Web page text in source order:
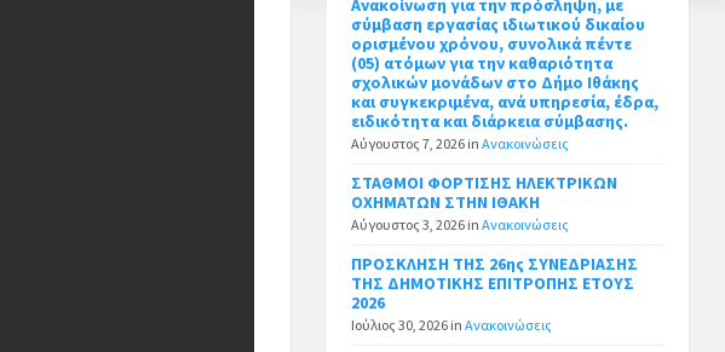
Ανακοίνωση για την πρόσληψη, με
σύμβαση εργασίας ιδιωτικού δικαίου
ορισμένου χρόνου, συνολικά πέντε
(05) ατόμων για την καθαριότητα
σχολικών μονάδων στο Δήμο Ιθάκης
και συγκεκριμένα, ανά υπηρεσία, έδρα,
ειδικότητα και διάρκεια σύμβασης.
Αύγουστος 7, 2026 inΑνακοινώσεις
ΣΤΑΘΜΟΙ ΦΟΡΤΙΣΗΣ ΗΛΕΚΤΡΙΚΩΝ
ΟΧΗΜΑΤΩΝ ΣΤΗΝ ΙΘΑΚΗ
Αύγουστος 3, 2026 inΑνακοινώσεις
ΠΡΟΣΚΛΗΣΗ ΤΗΣ 26ης ΣΥΝΕΔΡΙΑΣΗΣ
ΤΗΣ ΔΗΜΟΤΙΚΗΣ ΕΠΙΤΡΟΠΗΣ ΕΤΟΥΣ
2026
Ιούλιος 30, 2026 inΑνακοινώσεις